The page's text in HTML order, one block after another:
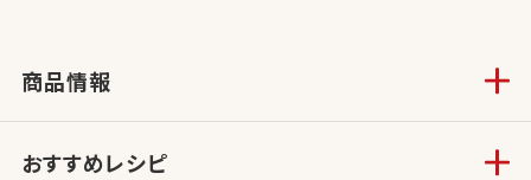
商品情報
おすすめレシピ